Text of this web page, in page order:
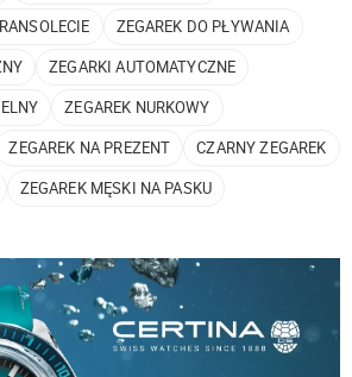
ZEGAREK DO PŁYWANIA
ZEGARKI AUTOMATYCZNE
ZEGAREK NURKOWY
ZEGAREK NA PREZENT
CZARNY ZEGAREK
ZEGAREK MĘSKI NA PASKU